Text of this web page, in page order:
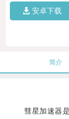
安卓下载
简介
彗星加速器是